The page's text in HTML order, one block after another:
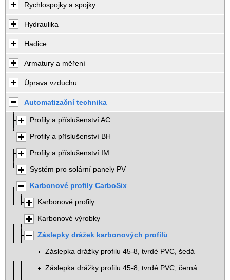
Rychlospojky a spojky
Hydraulika
Hadice
Armatury a měření
Úprava vzduchu
Automatizační technika
Profily a příslušenství AC
Profily a příslušenství BH
Profily a příslušenství IM
Systém pro solární panely PV
Karbonové profily CarboSix
Karbonové profily
Karbonové výrobky
Záslepky drážek karbonových profilů
Záslepka drážky profilu 45-8, tvrdé PVC, šedá
Záslepka drážky profilu 45-8, tvrdé PVC, černá